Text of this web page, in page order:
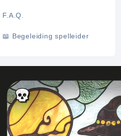
F.A.Q.
📖 Begeleiding spelleider